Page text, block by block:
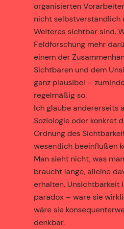
organisierten
nicht selbstverständlich
Weiteres sichtbar sind.
Feldforschung mehr
einem der
Sichtbaren und dem
ganz plausibel –
regelmäßig so.
Ich glaube andererseits
Soziologie oder konkret
Ordnung des
wesentlich beeinflußen
Man sieht nicht, was
braucht lange, alleine
erhalten. Unsichtbarkeit
paradox – wäre sie
wäre sie
denkbar.